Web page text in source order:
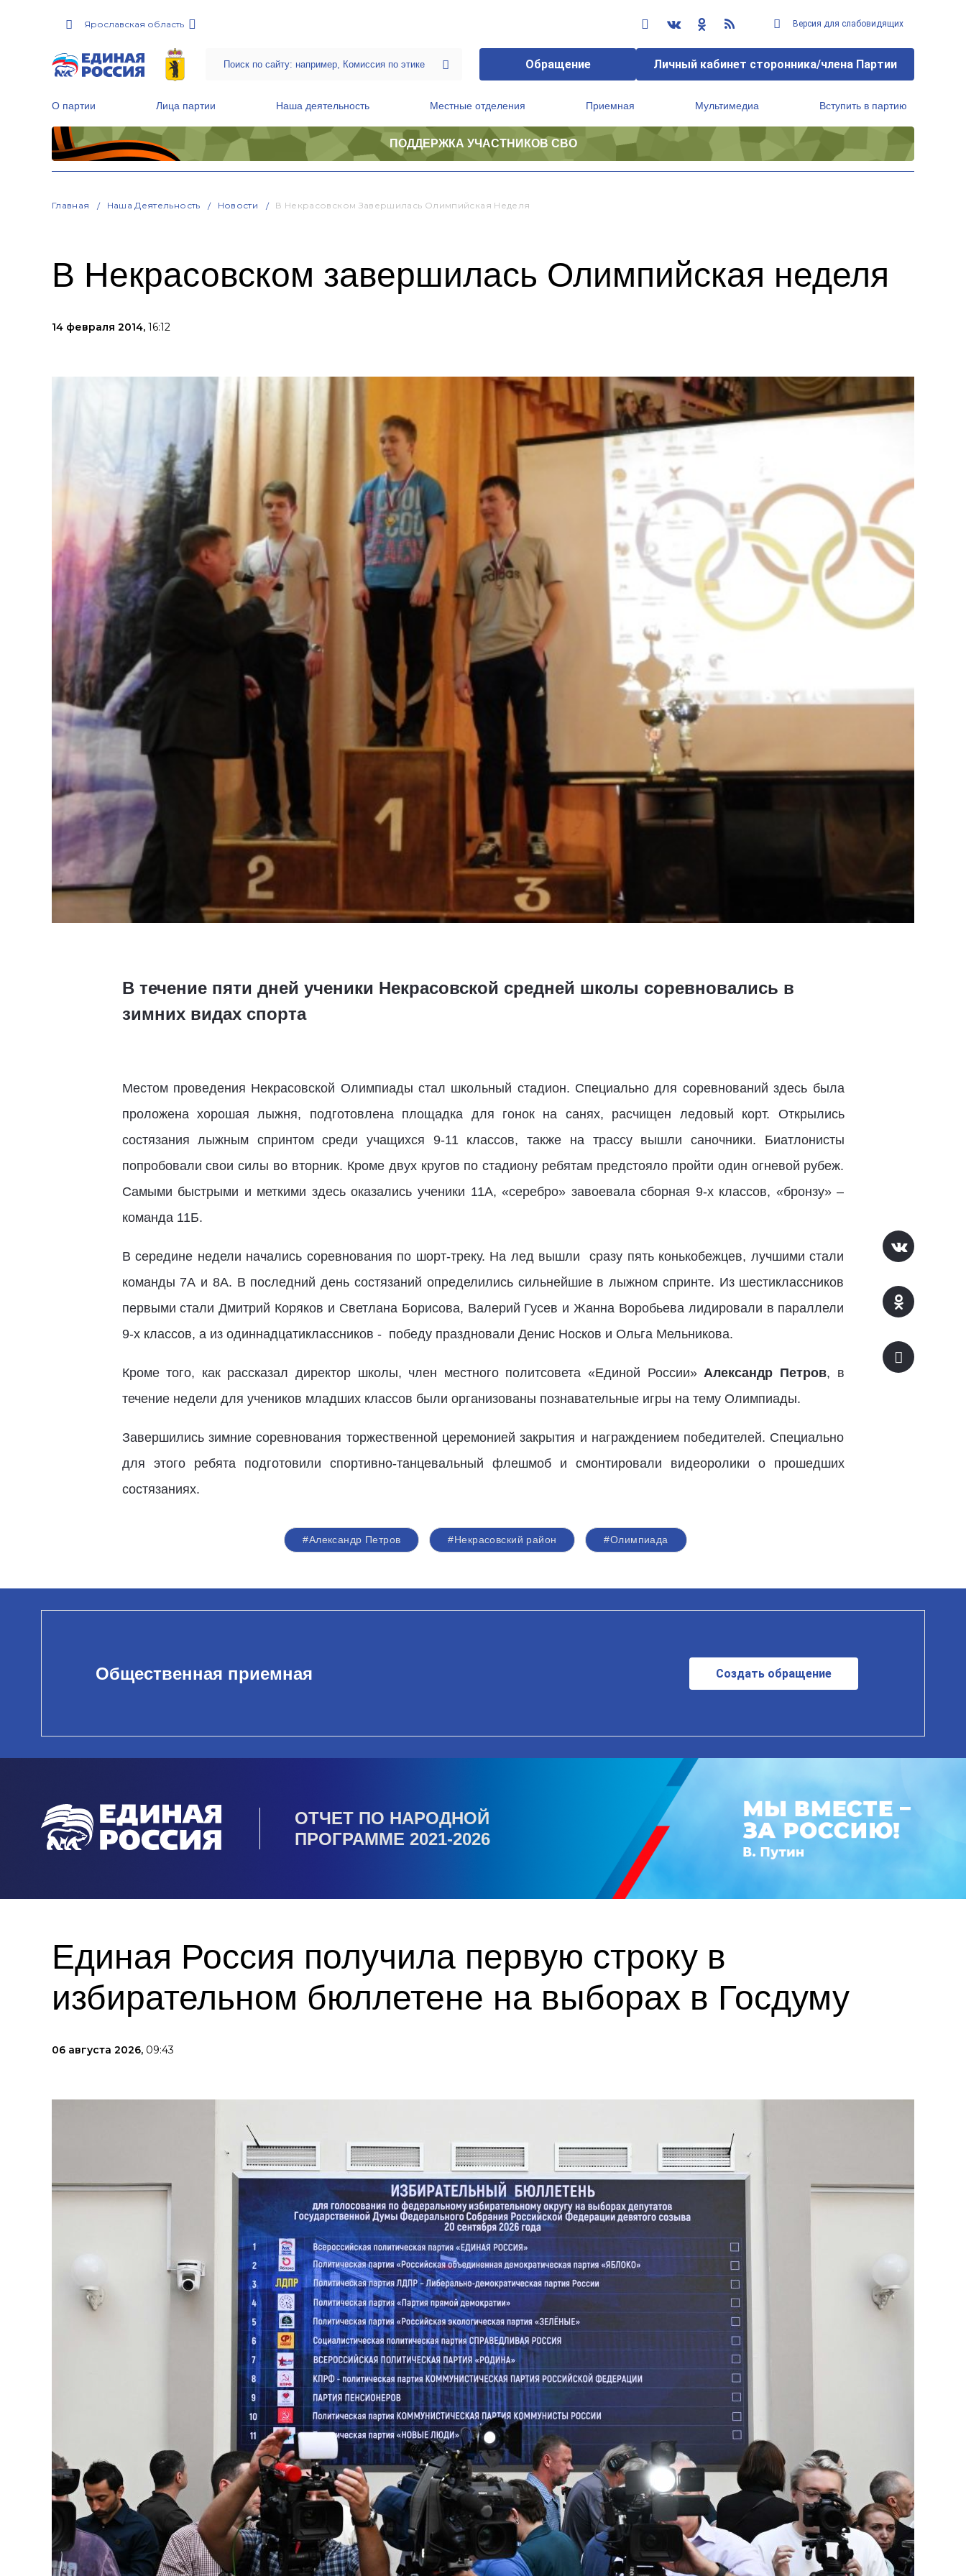
Ярославская область Версия для слабовидящих
Обращение Личный кабинет сторонника/члена Партии
О партии Лица партии Наша деятельность Местные отделения Приемная Мультимедиа Вступить в партию
ПОДДЕРЖКА УЧАСТНИКОВ СВО
Главная Наша Деятельность Новости В Некрасовском Завершилась Олимпийская Неделя
В Некрасовском завершилась Олимпийская неделя
14 февраля 2014, 16:12
В течение пяти дней ученики Некрасовской средней школы соревновались в
зимних видах спорта
Местом проведения Некрасовской Олимпиады стал школьный стадион. Специально для соревнований здесь была
проложена хорошая лыжня, подготовлена площадка для гонок на санях, расчищен ледовый корт. Открылись
состязания лыжным спринтом среди учащихся 9-11 классов, также на трассу вышли саночники. Биатлонисты
попробовали свои силы во вторник. Кроме двух кругов по стадиону ребятам предстояло пройти один огневой рубеж.
Самыми быстрыми и меткими здесь оказались ученики 11А, «серебро» завоевала сборная 9-х классов, «бронзу» –
команда 11Б.
В середине недели начались соревнования по шорт-треку. На лед вышли сразу пять конькобежцев, лучшими стали
команды 7А и 8А. В последний день состязаний определились сильнейшие в лыжном спринте. Из шестиклассников
первыми стали Дмитрий Коряков и Светлана Борисова, Валерий Гусев и Жанна Воробьева лидировали в параллели
9-х классов, а из одиннадцатиклассников - победу праздновали Денис Носков и Ольга Мельникова.
Кроме того, как рассказал директор школы, член местного политсовета «Единой России»Александр Петров, в
течение недели для учеников младших классов были организованы познавательные игры на тему Олимпиады.
Завершились зимние соревнования торжественной церемонией закрытия и награждением победителей. Специально
для этого ребята подготовили спортивно-танцевальный флешмоб и смонтировали видеоролики о прошедших
состязаниях.
#Александр Петров #Некрасовский район #Олимпиада
Общественная приемная Создать обращение
ОТЧЕТ ПО НАРОДНОЙ
ПРОГРАММЕ 2021-2026
Единая Россия получила первую строку в
избирательном бюллетене на выборах в Госдуму
06 августа 2026, 09:43